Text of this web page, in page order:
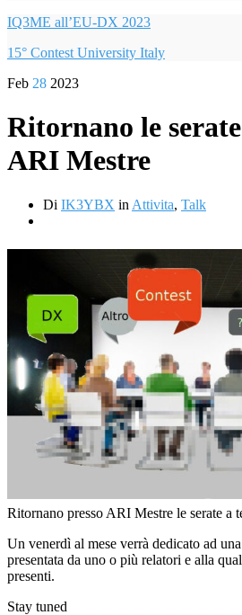
IQ3ME all’EU-DX 2023
15° Contest University Italy
Feb 28 2023
Ritornano le
ARI Mestre
Di IK3YBX in Attivita, Talk
Ritornano presso ARI Mestre le serate a
Un venerdì al mese verrà dedicato ad
presentata da uno o più relatori e alla
presenti.
Stay tuned